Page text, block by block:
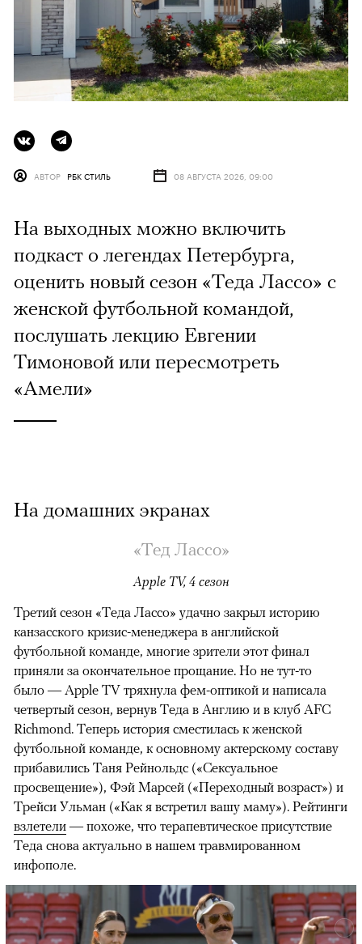
АВТОР РБК СТИЛЬ 08 АВГУСТА 2026, 09:00
На выходных можно включить
подкаст о легендах Петербурга,
оценить новый сезон «Теда Лассо» с
женской футбольной командой,
послушать лекцию Евгении
Тимоновой или пересмотреть
«Амели»
На домашних экранах
«Тед Лассо»
Apple TV, 4 сезон
00:00 / 00:00
Третий сезон «Теда Лассо» удачно закрыл историю
канзасского кризис-менеджера в английской
футбольной команде, многие зрители этот финал
приняли за окончательное прощание. Но не тут-то
было — Apple TV тряхнула фем-оптикой и написала
четвертый сезон, вернув Теда в Англию и в клуб AFC
Richmond. Теперь история сместилась к женской
футбольной команде, к основному актерскому составу
прибавились Таня Рейнольдс («Сексуальное
просвещение»), Фэй Марсей («Переходный возраст») и
Трейси Ульман («Как я встретил вашу маму»). Рейтинги
взлетели — похоже, что терапевтическое присутствие
Теда снова актуально в нашем травмированном
инфополе.